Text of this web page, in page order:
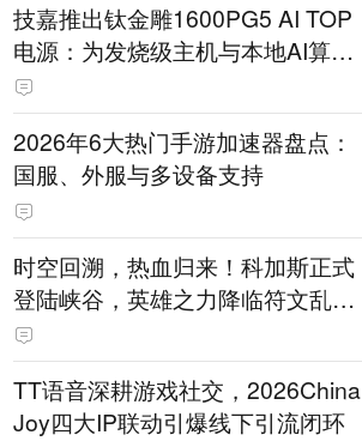
技嘉推出钛金雕1600PG5 AI TOP
电源：为发烧级主机与本地AI算力
打造旗舰供电方案
2026年6大热门手游加速器盘点：
国服、外服与多设备支持
时空回溯，热血归来！科加斯正式
登陆峡谷，英雄之力降临符文乱
斗！
TT语音深耕游戏社交，2026China
Joy四大IP联动引爆线下引流闭环